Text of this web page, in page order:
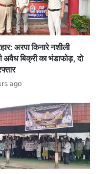
ने स्पष्ट किया है कि
उपलब्ध है।
डीजल पंप
ईंधन की आपूर्ति
पेट्रोल का
किलोलीटर
अरपा किनारे नशीली
अवैध बिक्री का भंडाफोड़, दो
ago